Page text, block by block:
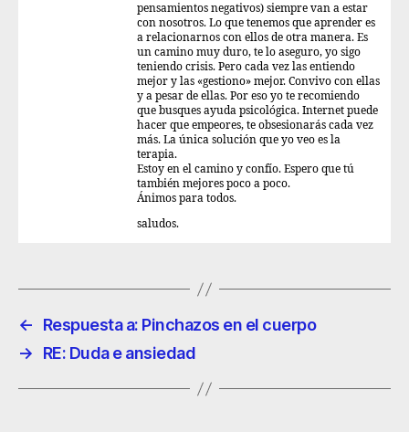
pensamientos negativos) siempre van a estar
con nosotros. Lo que tenemos que aprender es
a relacionarnos con ellos de otra manera. Es
un camino muy duro, te lo aseguro, yo sigo
teniendo crisis. Pero cada vez las entiendo
mejor y las «gestiono» mejor. Convivo con ellas
y a pesar de ellas. Por eso yo te recomiendo
que busques ayuda psicológica. Internet puede
hacer que empeores, te obsesionarás cada vez
más. La única solución que yo veo es la
terapia.
Estoy en el camino y confío. Espero que tú
también mejores poco a poco.
Ánimos para todos.
saludos.
←
Respuesta a: Pinchazos en el cuerpo
→
RE: Duda e ansiedad